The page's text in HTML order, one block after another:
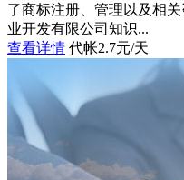
了商标注册、管理以及相
业开发有限公司知识...
查看详情 代帐2.7元/天